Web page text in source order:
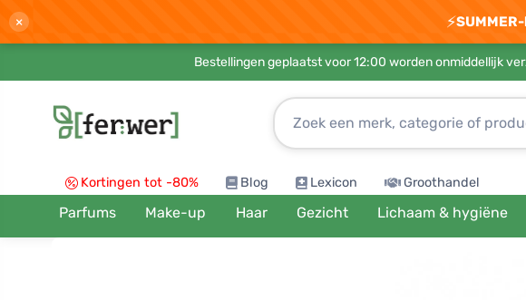
× ⚡
Bestellingen geplaatst voor 12:00 worden onmiddellijk
Kortingen tot -80% Blog Lexicon Groothandel
Parfums Make-up Haar Gezicht Lichaam & hygiëne